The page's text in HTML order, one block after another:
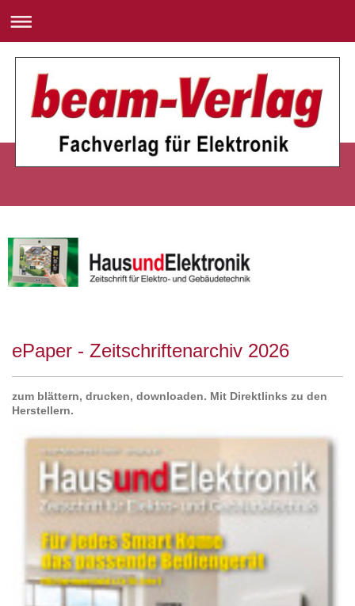
ePaper - Zeitschriftenarchiv 2026
zum blättern, drucken, downloaden. Mit Direktlinks zu den
Herstellern.